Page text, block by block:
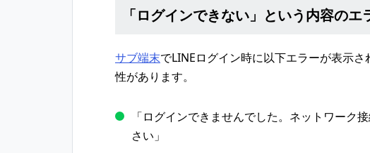
「ログインできない」という内容の
サブ端末でLINEログイン時に以下エラーが表示
性があります。
「ログインできませんでした。ネットワーク
さい」